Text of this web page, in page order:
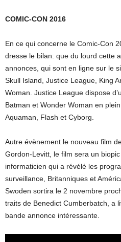
COMIC-CON 2016
En ce qui concerne le Comic-Con
dresse le bilan: que du lourd cette
annonces, qui sont en ligne sur le
Skull Island, Justice League, King
Woman. Justice League dispose
Batman et Wonder Woman en
Aquaman, Flash et Cyborg.
Autre évènement le nouveau film
Gordon-Levitt, le film sera un biopic
informaticien qui a révélé les
surveillance, Britanniques et
Swoden sortira le 2 novembre
traits de Benedict Cumberbatch, a
bande annonce intéressante.